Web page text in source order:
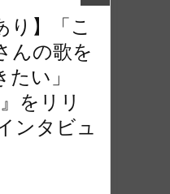
り】「こ
んの歌を
い」
をリリ
ンタビュ